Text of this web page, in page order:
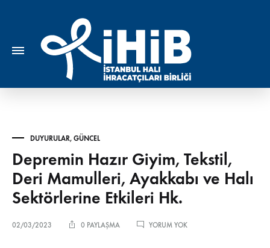
DUYURULAR, GÜNCEL
Depremin Hazır Giyim, Tekstil,
Deri Mamulleri, Ayakkabı ve Halı
Sektörlerine Etkileri Hk.
02/03/2023 0 PAYLAŞMA YORUM YOKDEPREMIN